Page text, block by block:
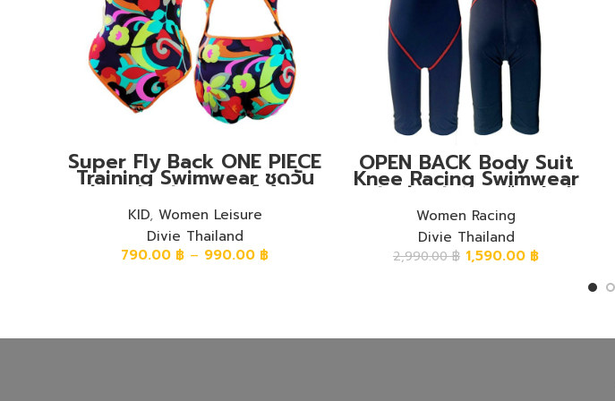
Super Fly Back ONE PIECE
Training Swimwear ชุดวัน
พีชขาเว้าหลังซุปเปอร์ฟลาย
ลายดอกไม้
KID, Women Leisure
Divie Thailand
790.00 ฿ – 990.00 ฿
OPEN BACK Body Suit
Knee Racing Swimwear
ชุดวันพีชหลังโอเหนือเข่า ผ้า
พื้นสีดำ โรยสีแดงอมส้ม
Women Racing
Divie Thailand
2,990.00฿ 1,590.00 ฿